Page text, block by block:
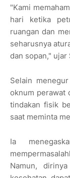
"Kami
hari ketika
ruangan dan
seharusnya
dan sopan," ujar
Selain
oknum perawat
tindakan fisik
saat meminta
Ia
Namun,